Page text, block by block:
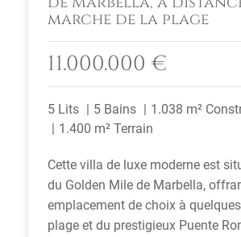
marche de la plage
11.000.000 €
5 Lits 5 Bains
1.038 m²
1.400 m² Terrain
Cette villa de luxe moderne est
du Golden Mile de Marbella,
emplacement de choix à
plage et du prestigieux Puente